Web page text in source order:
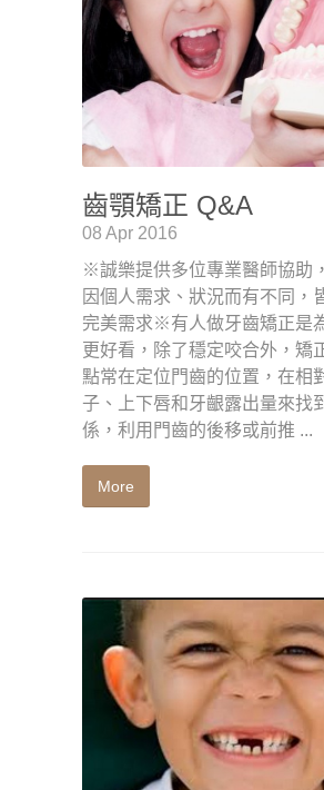
齒顎矯正 Q&A
08 Apr 2016
※誠樂提供多位專業醫師協助
因個人需求、狀況而有不同，
完美需求※有人做牙齒矯正是
更好看，除了穩定咬合外，矯
點常在定位門齒的位置，在相
子、上下唇和牙齦露出量來找
係，利用門齒的後移或前推 ...
More